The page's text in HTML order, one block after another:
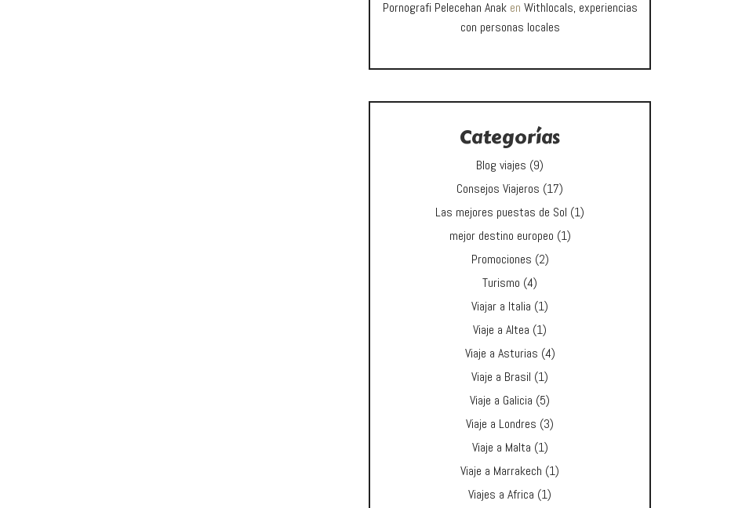
Pornografi Pelecehan Anaken Withlocals, experiencias
con personas locales
Categorías
Blog viajes (9)
Consejos Viajeros (17)
Las mejores puestas de Sol (1)
mejor destino europeo (1)
Promociones (2)
Turismo (4)
Viajar a Italia (1)
Viaje a Altea (1)
Viaje a Asturias (4)
Viaje a Brasil (1)
Viaje a Galicia (5)
Viaje a Londres (3)
Viaje a Malta (1)
Viaje a Marrakech (1)
Viajes a Africa (1)